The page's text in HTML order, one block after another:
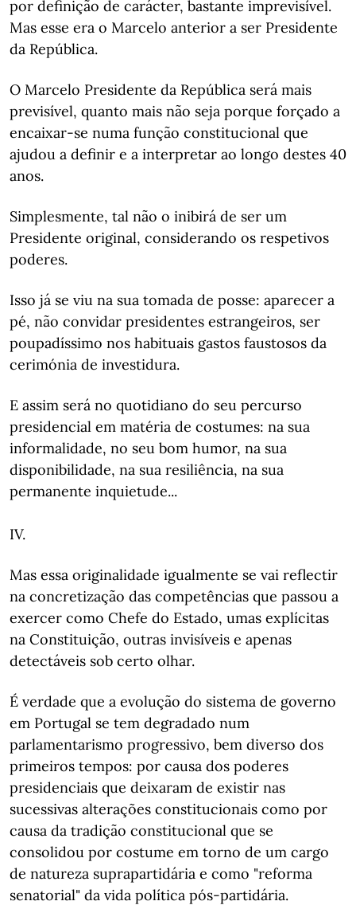
por definição de carácter, bastante imprevisível.
Mas esse era o Marcelo anterior a ser Presidente
da República.
O Marcelo Presidente da República será mais
previsível, quanto mais não seja porque forçado a
encaixar-se numa função constitucional que
ajudou a definir e a interpretar ao longo destes 40
anos.
Simplesmente, tal não o inibirá de ser um
Presidente original, considerando os respetivos
poderes.
Isso já se viu na sua tomada de posse: aparecer a
pé, não convidar presidentes estrangeiros, ser
poupadíssimo nos habituais gastos faustosos da
cerimónia de investidura.
E assim será no quotidiano do seu percurso
presidencial em matéria de costumes: na sua
informalidade, no seu bom humor, na sua
disponibilidade, na sua resiliência, na sua
permanente inquietude...
IV.
Mas essa originalidade igualmente se vai reflectir
na concretização das competências que passou a
exercer como Chefe do Estado, umas explícitas
na Constituição, outras invisíveis e apenas
detectáveis sob certo olhar.
É verdade que a evolução do sistema de governo
em Portugal se tem degradado num
parlamentarismo progressivo, bem diverso dos
primeiros tempos: por causa dos poderes
presidenciais que deixaram de existir nas
sucessivas alterações constitucionais como por
causa da tradição constitucional que se
consolidou por costume em torno de um cargo
de natureza suprapartidária e como "reforma
senatorial" da vida política pós-partidária.